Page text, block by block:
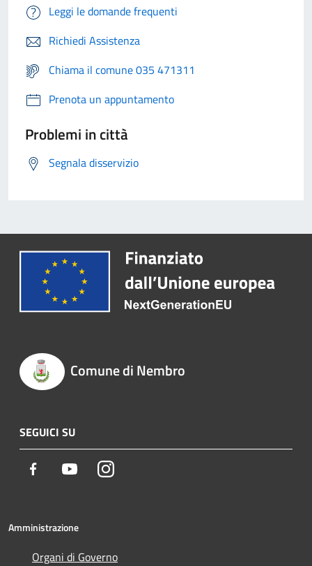
Leggi le domande frequenti
Richiedi Assistenza
Chiama il comune 035 471311
Prenota un appuntamento
Problemi in città
Segnala disservizio
Comune di Nembro
SEGUICI SU
Facebook YoutubeInstagram
Amministrazione
Organi di Governo